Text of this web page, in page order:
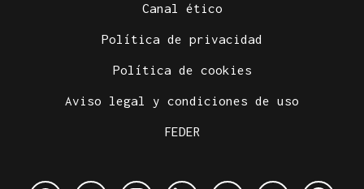
Canal ético
Política de privacidad
Política de cookies
Aviso legal y condiciones de uso
FEDER